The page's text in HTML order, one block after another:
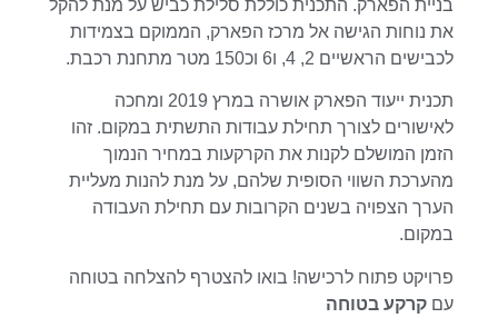
בניית הפארק. התכנית כוללת סלילת כביש על מנת להקל
את נוחות הגישה אל מרכז הפארק, הממוקם בצמידות
לכבישים הראשיים 2, 4, ו6 וכ150 מטר מתחנת רכבת.
תכנית ייעוד הפארק אושרה במרץ 2019 ומחכה
לאישורים לצורך תחילת עבודות התשתית במקום. זהו
הזמן המושלם לקנות את הקרקעות במחיר הנמוך
מהערכת השווי הסופית שלהם, על מנת להנות מעליית
הערך הצפויה בשנים הקרובות עם תחילת העבודה
במקום.
פרויקט פתוח לרכישה! בואו להצטרף להצלחה בטוחה
עםקרקע בטוחה